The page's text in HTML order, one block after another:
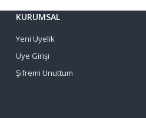
KURUMSAL
Yeni Üyelik
Üye Girişi
Şifremi Unuttum